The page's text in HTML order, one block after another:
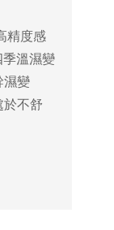
精度感
溫濕變
濕變
不舒